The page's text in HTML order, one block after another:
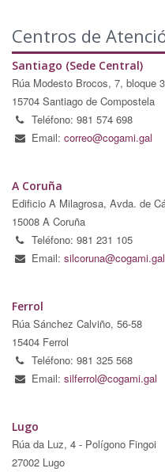
Centros de
Santiago (Sede Central)
Rúa Modesto Brocos, 7, bloque 3
15704 Santiago de Compostela
Teléfono: 981 574 698
Email: correo@cogami.gal
A Coruña
Edificio A Milagrosa, Avda. de
15008 A Coruña
Teléfono: 981 231 105
Email: silcoruna@cogami.gal
Ferrol
Rúa Sánchez Calviño, 56-58
15404 Ferrol
Teléfono: 981 325 568
Email: silferrol@cogami.gal
Lugo
Rúa da Luz, 4 - Polígono Fingoi
27002 Lugo